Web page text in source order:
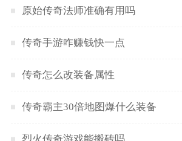
原始传奇法师准确有用吗
传奇手游咋赚钱快一点
传奇怎么改装备属性
传奇霸主30倍地图爆什么装备
烈火传奇游戏能搬砖吗